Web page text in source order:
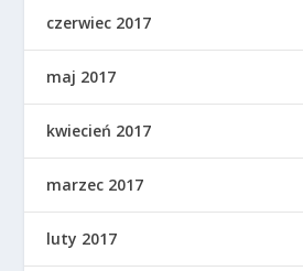
czerwiec 2017
maj 2017
kwiecień 2017
marzec 2017
luty 2017